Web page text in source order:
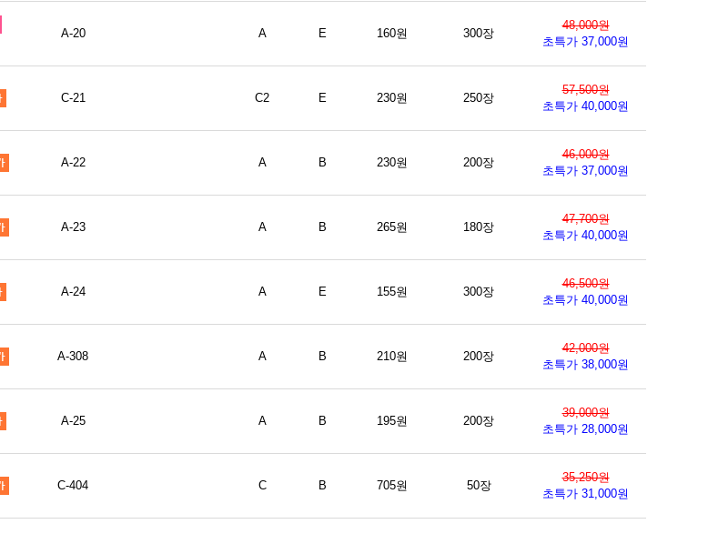
A-20 A E 160원 300장
48,000원
초특가 37,000원
C-21 C2 E 230원 250장
57,500원
초특가 40,000원
A-22 A B 230원 200장
46,000원
초특가 37,000원
A-23 A B 265원 180장
47,700원
초특가 40,000원
A-24 A E 155원 300장
46,500원
초특가 40,000원
A-308 A B 210원 200장
42,000원
초특가 38,000원
A-25 A B 195원 200장
39,000원
초특가 28,000원
C-404 C B 705원 50장
35,250원
초특가 31,000원